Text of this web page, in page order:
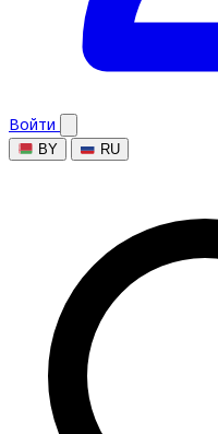
Войти
BY RU